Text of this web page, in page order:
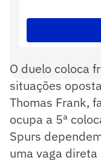
Assistentes
O duelo coloca
situações
Thomas Frank,
ocupa a 5ª
Spurs
uma vaga